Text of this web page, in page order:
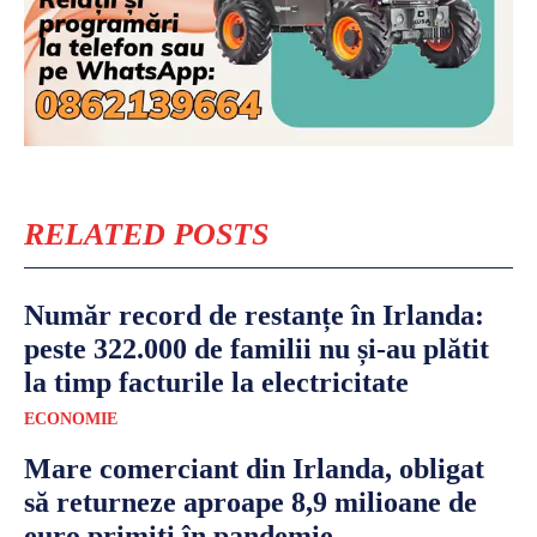
RELATED POSTS
Număr record de restanțe în Irlanda:
peste 322.000 de familii nu și-au plătit
la timp facturile la electricitate
ECONOMIE
Mare comerciant din Irlanda, obligat
să returneze aproape 8,9 milioane de